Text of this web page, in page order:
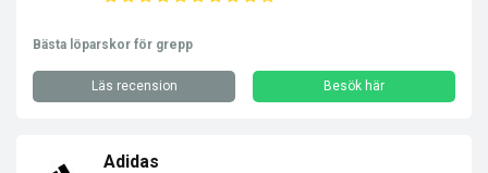
Bästa löparskor för grepp
Läs recension Besök här
Adidas